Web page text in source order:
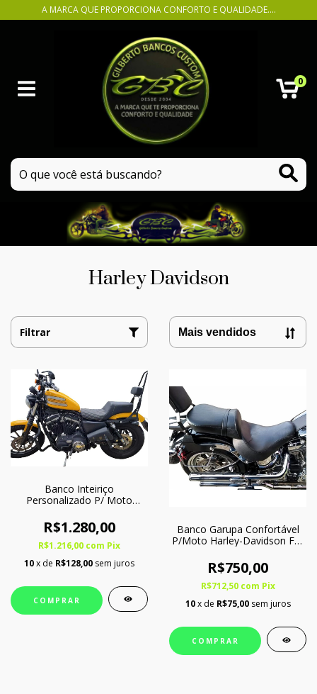
A MARCA QUE PROPORCIONA CONFORTO E QUALIDADE....
0
Harley Davidson
Filtrar
Banco Inteiriço
Personalizado P/ Moto
R$1.280,00
R$1.216,00 com Pix
10x de R$128,00 sem juros
COMPRAR
Banco Garupa Confortável
P/Moto Harley-Davidson Fat
R$750,00
R$712,50 com Pix
10 x de R$75,00 sem juros
COMPRAR